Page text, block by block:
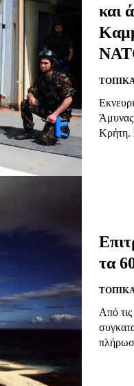
Μαχητική
ΕΓΓΡΑΦΕΙΤΕ
και
Κρήτη.
τα
Από